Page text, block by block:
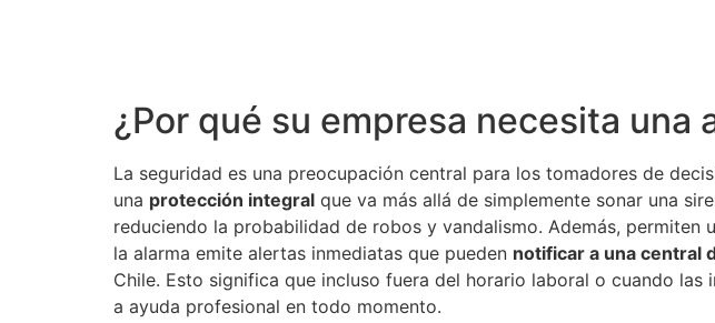
¿Por qué su empresa necesita una
La seguridad es una preocupación central para los tomadores de
una protección integral que va más allá de simplemente sonar una
reduciendo la probabilidad de robos y vandalismo. Además, permiten
la alarma emite alertas inmediatas que pueden notificar a una central
Chile​. Esto significa que incluso fuera del horario laboral o cuando
a ayuda profesional en todo momento.